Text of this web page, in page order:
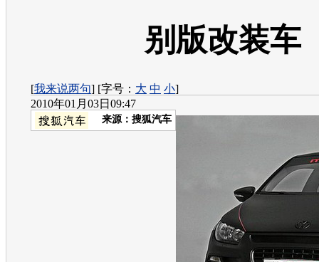
别版改装车
[我来说两句] [字号： 大 中 小]
2010年01月03日09:47
来源： 搜狐汽车